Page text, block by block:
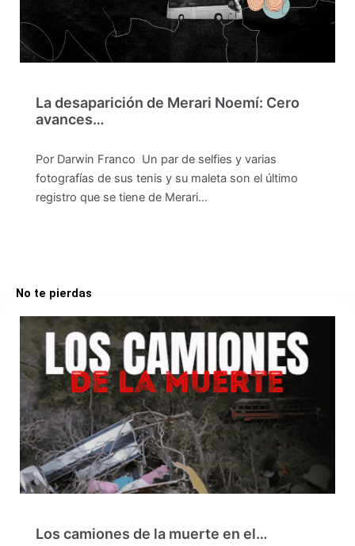
La desaparición de Merari Noemí: Cero
avances…
Por Darwin Franco Un par de selfies y varias
fotografías de sus tenis y su maleta son el último
registro que se tiene de Merari…
No te pierdas
Los camiones de la muerte en el…